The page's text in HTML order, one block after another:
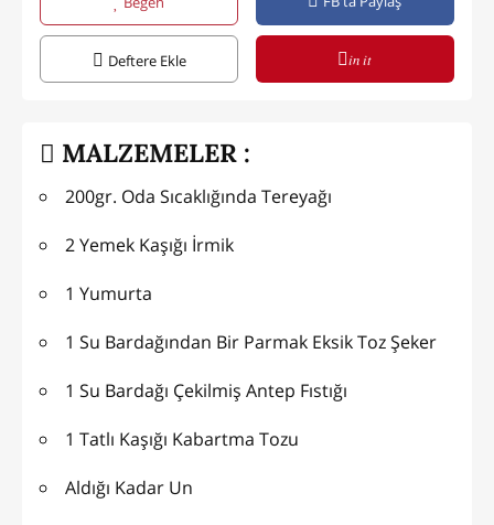
Deftere Ekle in it
MALZEMELER :
200gr. Oda Sıcaklığında Tereyağı
2 Yemek Kaşığı İrmik
1 Yumurta
1 Su Bardağından Bir Parmak Eksik Toz Şeker
1 Su Bardağı Çekilmiş Antep Fıstığı
1 Tatlı Kaşığı Kabartma Tozu
Aldığı Kadar Un